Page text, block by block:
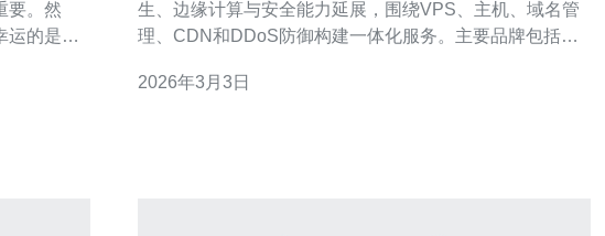
要。然
运的是，
高速互
生、边缘计算与安全能力延展，围绕VPS、主机、域名管
理、CDN和DDoS防御构建一体化服务。主要品牌包括
它们在网络互联、低时延访问与合规性上各有侧重。面向
2026年3月3日